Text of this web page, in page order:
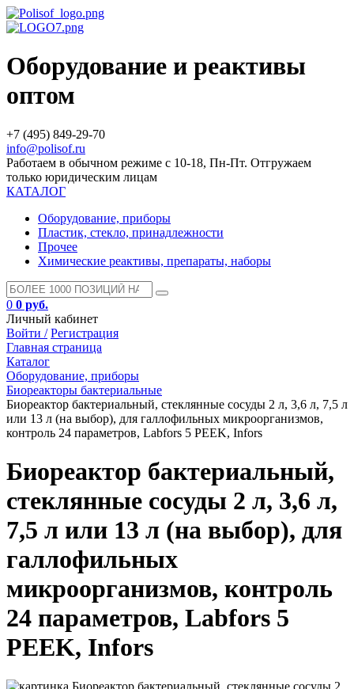
Оборудование и реактивы
оптом
+7 (495) 849-29-70
info@polisof.ru
Работаем в обычном режиме с 10-18, Пн-Пт. Отгружаем
только юридическим лицам
КАТАЛОГ
Оборудование, приборы
Пластик, стекло, принадлежности
Прочее
Химические реактивы, препараты, наборы
0 0 руб.
Личный кабинет
Войти / Регистрация
Главная страница
Каталог
Оборудование, приборы
Биореакторы бактериальные
Биореактор бактериальный, стеклянные сосуды 2 л, 3,6 л, 7,5 л
или 13 л (на выбор), для галлофильных микроорганизмов,
контроль 24 параметров, Labfors 5 PEEK, Infors
Биореактор бактериальный,
стеклянные сосуды 2 л, 3,6 л,
7,5 л или 13 л (на выбор), для
галлофильных
микроорганизмов, контроль
24 параметров, Labfors 5
PEEK, Infors